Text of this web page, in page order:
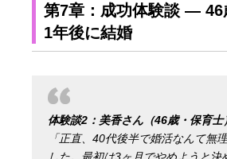
第7章：成功体験談 ― 46
1年後に結婚
体験談2：美香さん（46歳・保育士
「正直、40代後半で婚活なんて無